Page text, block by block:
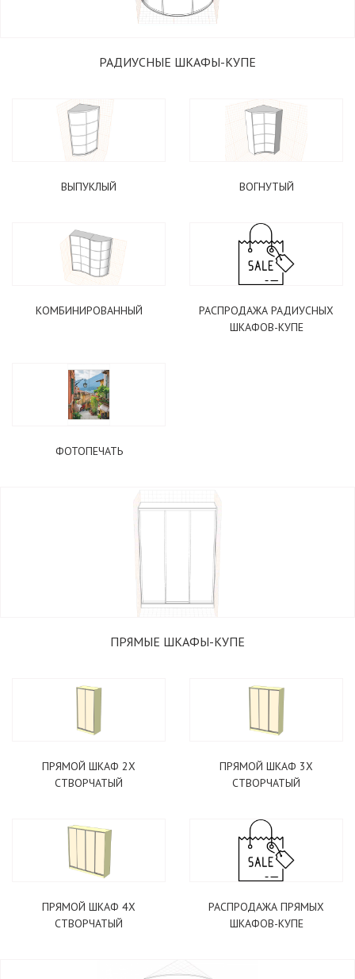
ПОДОБРАТЬ КУХНЮ
ЖУРНАЛЬНЫЙ СТОЛ В ПОДАРОК
РАДИУСНЫЕ ШКАФЫ-КУПЕ
ВЫПУКЛЫЙ ВОГНУТЫЙ
КОМБИНИРОВАННЫЙ
РАСПРОДАЖА РАДИУСНЫХ
ШКАФОВ-КУПЕ
ФОТОПЕЧАТЬ
ПРЯМЫЕ ШКАФЫ-КУПЕ
ПРЯМОЙ ШКАФ 2Х
СТВОРЧАТЫЙ
ПРЯМОЙ ШКАФ 3Х
СТВОРЧАТЫЙ
ПРЯМОЙ ШКАФ 4Х
СТВОРЧАТЫЙ
РАСПРОДАЖА ПРЯМЫХ
ШКАФОВ-КУПЕ